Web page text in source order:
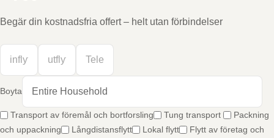
Begär din kostnadsfria offert – helt utan förbindelser
Boyta
Transport av föremål och bortforsling Tung transport
Packning
och uppackning
Långdistansflytt Lokal flytt
Flytt av företag och